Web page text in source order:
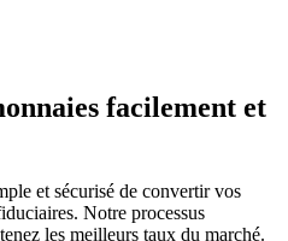
facilement et
et sécurisé de convertir vos
Notre processus
les meilleurs taux du marché.